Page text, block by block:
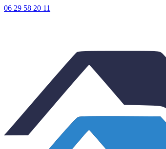
06 29 58 20 11